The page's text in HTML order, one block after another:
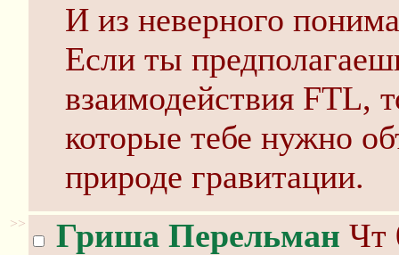
И из неверного
Если ты
взаимодействия FTL,
которые тебе нужно
природе гравитации.
>> Гриша Перельман Чт